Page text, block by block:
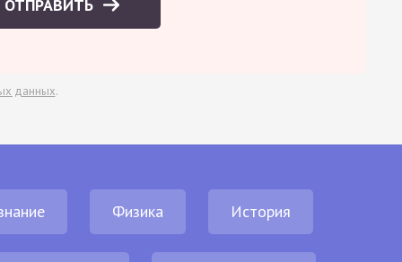
ОТПРАВИТЬ
данных.
Физика История